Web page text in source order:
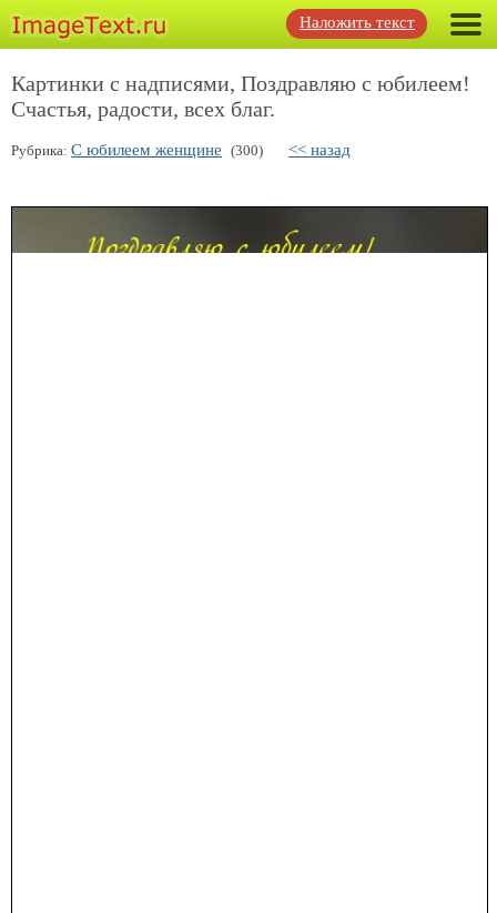
Наложить текст
Картинки с надписями, Поздравляю с юбилеем!
Счастья, радости, всех благ.
Рубрика: С юбилеем женщине (300) << назад